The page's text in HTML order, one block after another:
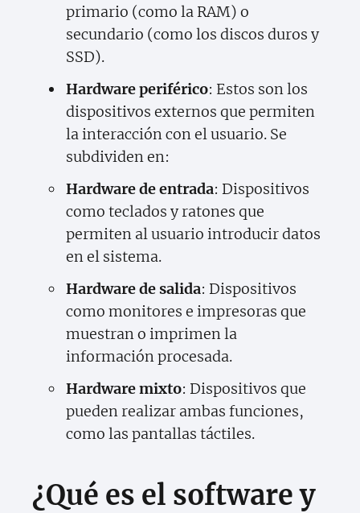
primario (como la RAM) o
secundario (como los discos duros y
SSD).
Hardware periférico: Estos son los
dispositivos externos que permiten
la interacción con el usuario. Se
subdividen en:
Hardware de entrada: Dispositivos
como teclados y ratones que
permiten al usuario introducir datos
en el sistema.
Hardware de salida: Dispositivos
como monitores e impresoras que
muestran o imprimen la
información procesada.
Hardware mixto: Dispositivos que
pueden realizar ambas funciones,
como las pantallas táctiles.
¿Qué es el software y